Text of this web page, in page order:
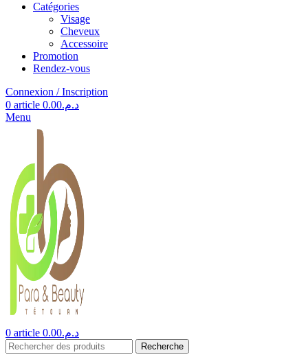
Catégories
Visage
Cheveux
Accessoire
Promotion
Rendez-vous
Connexion / Inscription
0 article د.م.0.00
Menu
0 article د.م.0.00
Recherche